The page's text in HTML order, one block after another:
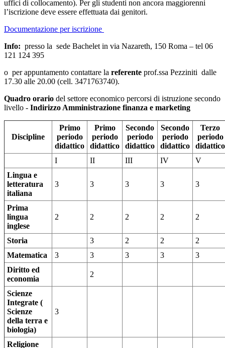
uffici di collocamento). Per gli studenti non ancora maggiorenni
l’iscrizione deve essere effettuata dai genitori.
Documentazione per iscrizione
Info: presso la sede Bachelet in via Nazareth, 150 Roma – tel 06
121 124 395
o per appuntamento contattare la referente prof.ssa Pezziniti dalle
17.30 alle 20.00 (cell. 3471763740).
Quadro orario del settore economico percorsi di istruzione secondo
livello - Indirizzo Amministrazione finanza e marketing
Discipline
Primo
periodo
didattico
Primo
periodo
didattico
Secondo
periodo
didattico
Secondo
periodo
didattico
Terzo
periodo
didattico
I
II III IV
V
Lingua e
letteratura
italiana
3 3 3 3 3
Prima
lingua
inglese
2 2 2 2 2
Storia 3 2 2
2
Matematica
3 3 3 3
3
Diritto ed
economia
2
Scienze
Integrate (
Scienze
della terra e
biologia)
3
Religione